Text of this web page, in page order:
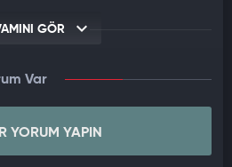
GÖR
Var
YORUM YAPIN